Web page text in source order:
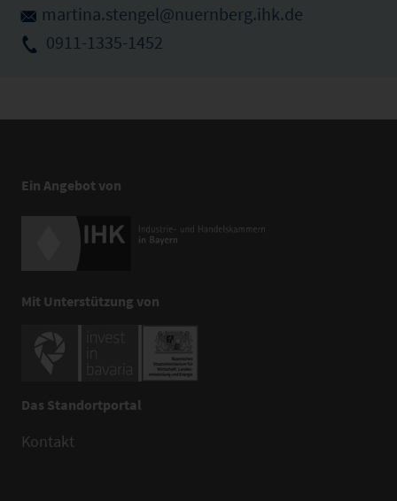
martina.stengel@nuernberg.ihk.de
0911-1335-1452
Ein Angebot von
Mit Unterstützung von
Das Standortportal
Kontakt